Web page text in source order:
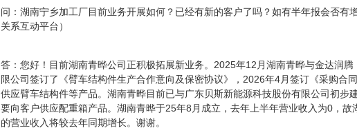
问： 湖南宁乡加工厂目前业务开展如何？已经有新的客户了吗？如有半年报会否有
关系互动平台）
答： 您好！目前湖南青晔公司正积极拓展新业务。2025年12月湖南青晔与金达润
限公司签订了《臂车结构件生产合作意向及保密协议》，2026年4月签订《采购合
供应臂车结构件等产品。湖南青晔目前已与广东贝斯新能源科技股份有限公司初步
要向客户供应配重箱产品。湖南青晔于25年8月成立，去年上半年营业收入为0，故
的营业收入将较去年同期增长。谢谢。